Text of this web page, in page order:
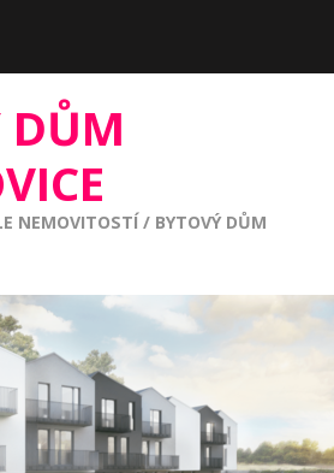
DŮM
NEMOVITOSTÍ/ BYTOVÝ DŮM